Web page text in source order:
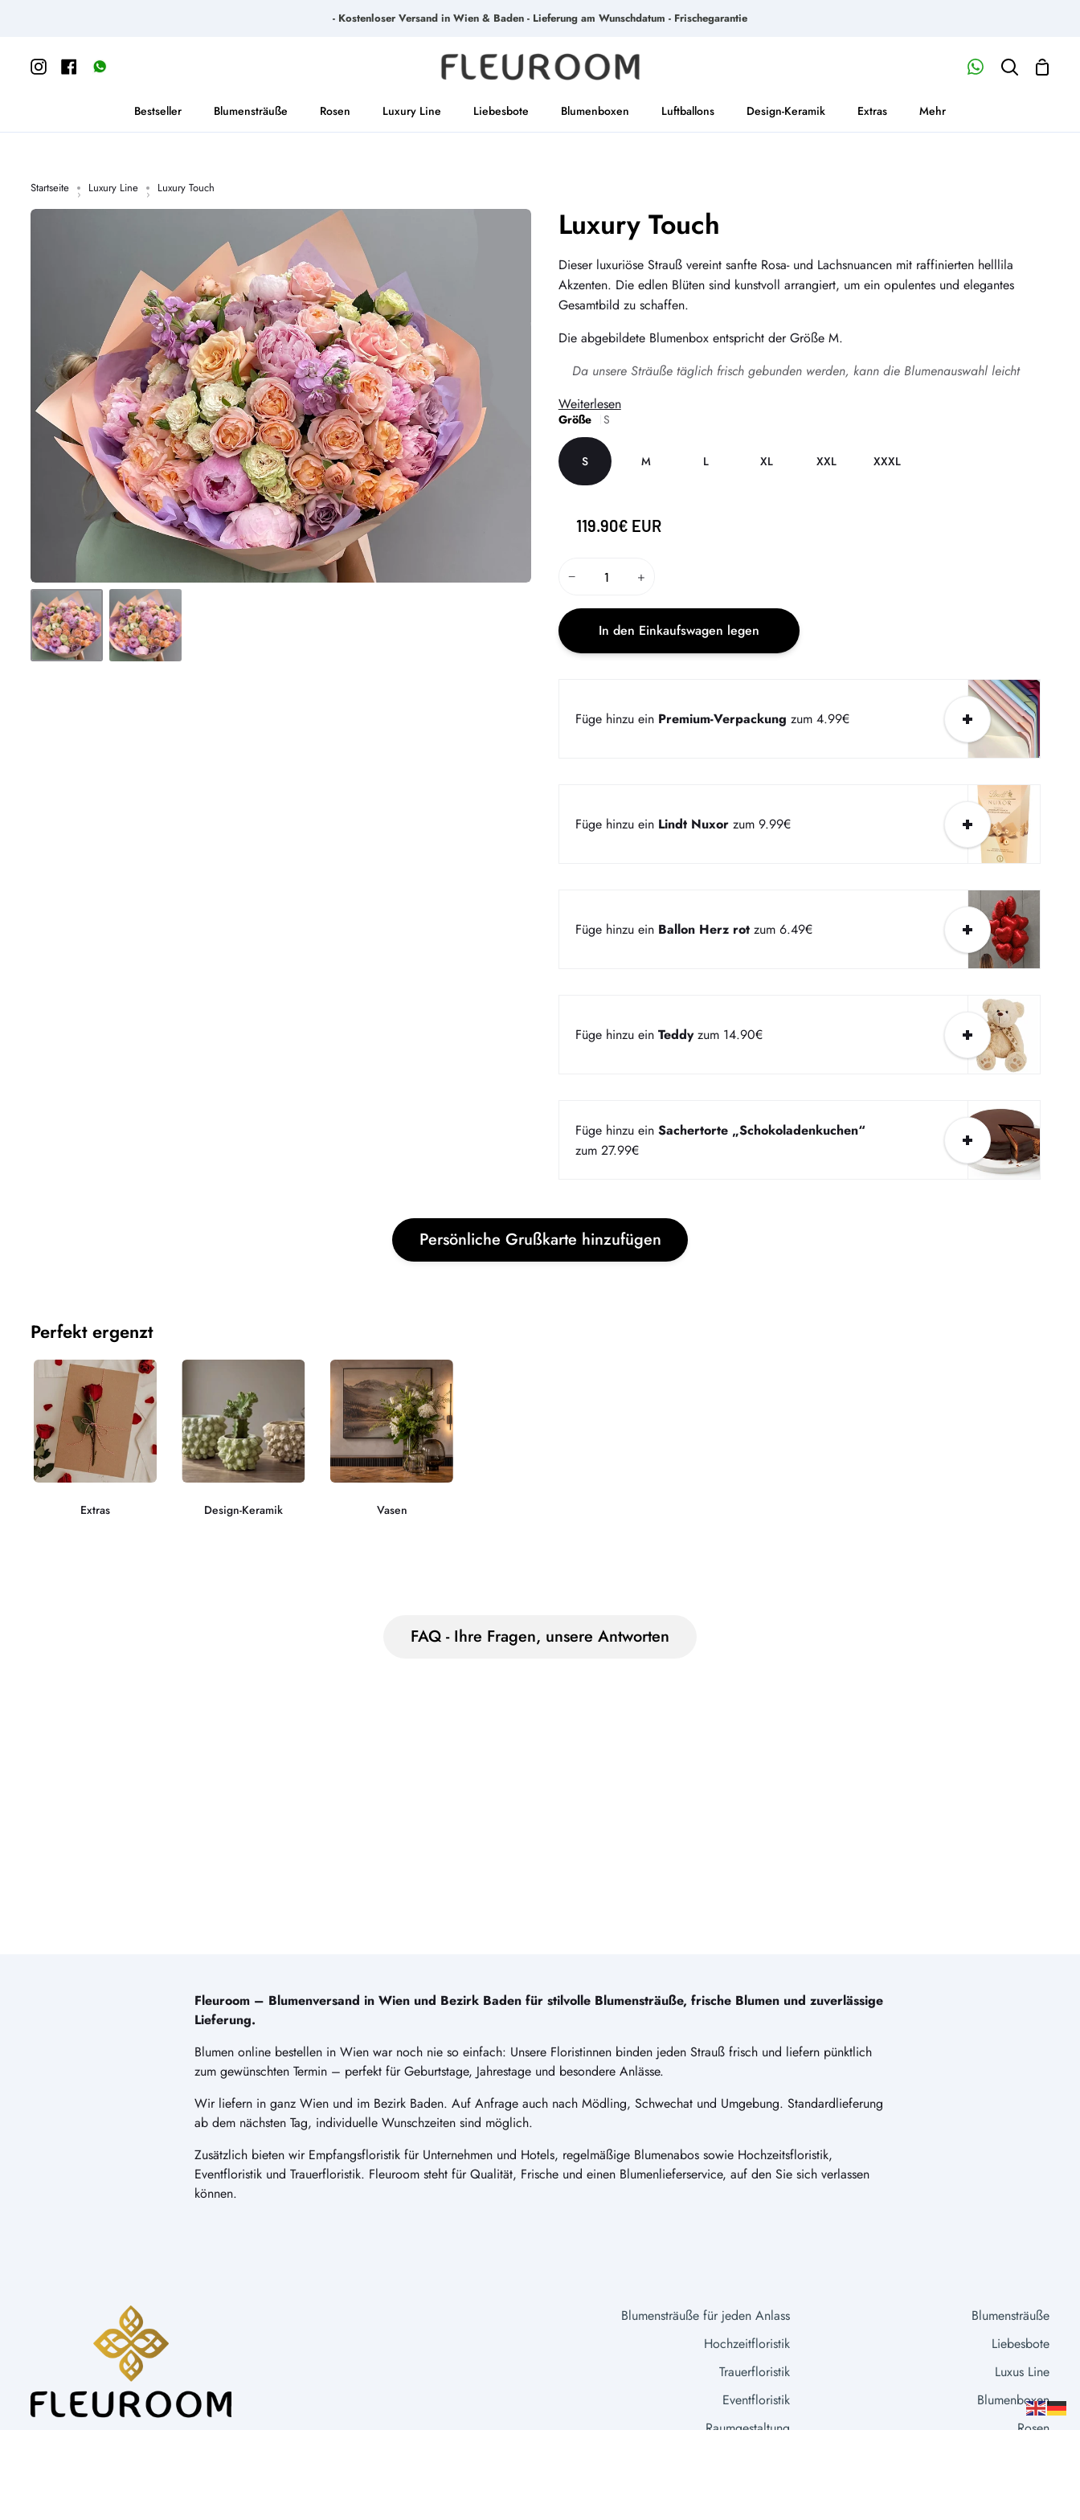
- Kostenloser Versand in Wien & Baden - Lieferung am Wunschdatum - Frischegarantie
InstagramFacebookhttps://wa.me/message/65S6SGWSKU3YK1
Mein
Suchen
Bestseller Blumensträuße Rosen Luxury Line Liebesbote Blumenboxen Luftballons Design-Keramik Extras Mehr
Startseite › Luxury Line › Luxury Touch
Luxury Touch
Dieser luxuriöse Strauß vereint sanfte Rosa- und Lachsnuancen mit raffinierten helllila
Akzenten. Die edlen Blüten sind kunstvoll arrangiert, um ein opulentes und elegantes
Gesamtbild zu schaffen.
Die abgebildete Blumenbox entspricht der Größe M.
Da unsere Sträuße täglich frisch gebunden werden, kann die Blumenauswahl leicht
Weiterlesen
Größe S
S M L XL XXL XXXL
119.90€ EUR
− +
In den Einkaufswagen legen
Füge hinzu ein Premium-Verpackung zum 4.99€
Füge hinzu ein Lindt Nuxor zum 9.99€
Füge hinzu ein Ballon Herz rot zum 6.49€
Füge hinzu ein Teddy zum 14.90€
Füge hinzu ein Sachertorte „Schokoladenkuchen“
zum 27.99€
Persönliche Grußkarte hinzufügen
Perfekt ergenzt
Extras Design-Keramik Vasen
FAQ - Ihre Fragen, unsere Antworten
Fleuroom – Blumenversand in Wien und Bezirk Baden für stilvolle Blumensträuße, frische Blumen und zuverlässige
Lieferung.
Blumen online bestellen in Wien war noch nie so einfach: Unsere Floristinnen binden jeden Strauß frisch und liefern pünktlich
zum gewünschten Termin – perfekt für Geburtstage, Jahrestage und besondere Anlässe.
Wir liefern in ganz Wien und im Bezirk Baden. Auf Anfrage auch nach Mödling, Schwechat und Umgebung. Standardlieferung
ab dem nächsten Tag, individuelle Wunschzeiten sind möglich.
Zusätzlich bieten wir Empfangsfloristik für Unternehmen und Hotels, regelmäßige Blumenabos sowie Hochzeitsfloristik,
Eventfloristik und Trauerfloristik. Fleuroom steht für Qualität, Frische und einen Blumenlieferservice, auf den Sie sich verlassen
können.
Blumensträuße für jeden Anlass
Hochzeitfloristik
Trauerfloristik
Eventfloristik
Raumgestaltung
Blumensträuße
Liebesbote
Luxus Line
Blumenboxen
Rosen